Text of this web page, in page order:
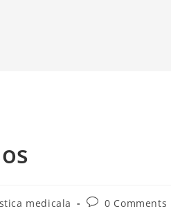
medicala
Post0 Comments